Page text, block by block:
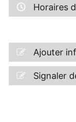
Horaires
Ajouter
Signaler